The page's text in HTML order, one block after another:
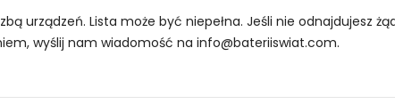
urządzeń. Lista może być niepełna. Jeśli nie odnajdujesz
wyślij nam wiadomość na info@bateriiswiat.com.